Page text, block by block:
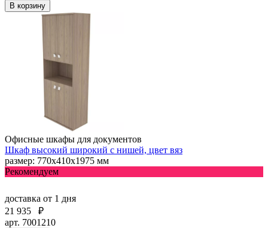
В корзину
Офисные шкафы для документов
Шкаф высокий широкий с нишей, цвет вяз
размер: 770х410х1975 мм
Рекомендуем
доставка от 1 дня
21 935
₽
арт. 7001210